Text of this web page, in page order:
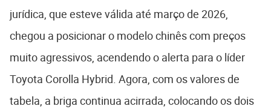
jurídica, que esteve válida até março de 2026,
chegou a posicionar o modelo chinês com preços
muito agressivos, acendendo o alerta para o líder
Toyota Corolla Hybrid. Agora, com os valores de
tabela, a briga continua acirrada, colocando os dois